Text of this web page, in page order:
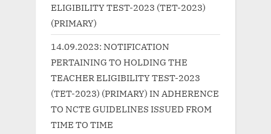
ELIGIBILITY TEST-2023 (TET-2023)
(PRIMARY)
14.09.2023: NOTIFICATION
PERTAINING TO HOLDING THE
TEACHER ELIGIBILITY TEST-2023
(TET-2023) (PRIMARY) IN ADHERENCE
TO NCTE GUIDELINES ISSUED FROM
TIME TO TIME